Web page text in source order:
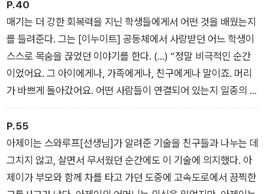
있다고 생각했지만, 수업을 몇 번 한 뒤 그를 가르치는 일에 절절
매게 되었다. (…) 그때 알바로가 내 책상 위에다 무언가를 올려두
고는 문으로 달려가는 게 시야 한쪽 구석에 잡혔다. 나는 소리를
치며 멈추라고 했다. 알바로가 교과서에서 찢어낸, 줄이 그어진
종이 한 장 위에다, 내가 이제껏 본 것 가운데 가장 놀라운 기타
그림을 그려두었다. 나는 기뻐 어쩔 줄을 몰랐다. 알바로도 할 수
있었다! 더 엄청난 건, 알바로가 스스로 하고 싶은 것이 있었다는
점이다! 나는 알바로의 그림이 뛰어나다고 칭찬해주었고, 알바로
는 그저 나를 쳐다보았다. 그 회색 눈에는 놀라움이 가득했다.
P.40
매기는 더 강한 회복력을 지닌 학생들에게서 어떤 것을 배웠는지
를 들려준다. 그는 [이누이트] 공동체에서 사랑받던 어느 학생이
스스로 목숨을 끊었던 이야기를 한다. (…) “정말 비극적인 순간
이었어요. 그 아이에게나, 가족에게나, 친구에게나 말이죠. 머리
가 바쁘게 돌아갔어요. 어떤 사람들이 연결되어 있는지 일종의 사
회적 지도를 그려보고, 영향이 얼마나 멀리까지 퍼질지를 떠올려
보느라 말이에요.” 매기가 가장 걱정했던 사람은 바로 그 남자아
이의 형이었다. 그런데 다른 학생들이 그에게 보호막이 되어주었
다. 그 아이가 어디를 가든지 당번을 정해 번갈아 가며 동행했고,
상황에 맞춰 다른 보호자에게 인도했다. 선생님이나 부모가 시킨
P.55
아제이는 스와루프[선생님]가 알려준 기술을 친구들과 나누는 데
그치지 않고, 살면서 무서웠던 순간에도 이 기술에 의지했다. 아
제이가 부모와 함께 차를 타고 가던 도중에 고속도로에서 끔찍한